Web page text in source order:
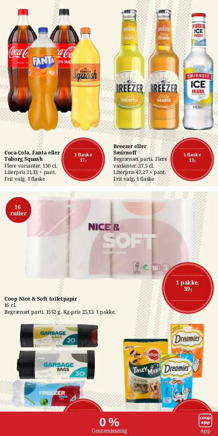
0 %
Gennemlæsning App
1 flaske
17,-
Coca-Cola, Fanta eller
Tuborg Squash
Flere varianter. 150 cl.
Literpris 11,33 + pant.
Frit valg. 1 flaske
1 flaske
13,-
Breezer eller
Smirnoff
Begrænset parti. Flere
varianter. 27,5 cl.
Literpris 47,27 + pant.
Frit valg. 1 flaske
16
ruller
1 pakke.
39,-
Coop Nice & Soft toiletpapir
16 rl.
Begrænset parti. 1552 g. Kg-pris 25,13. 1 pakke.
Affaldsposer med Pedigree- eller
Dreamies snacks
Flere varianter. 60-140
g. Kg-pris maks.